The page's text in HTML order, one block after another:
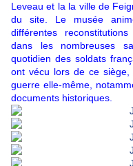
Leveau et la la ville de
du site. Le musée
différentes
dans les nombreuses
quotidien des soldats
ont vécu lors de ce
guerre elle-même,
documents historiques.